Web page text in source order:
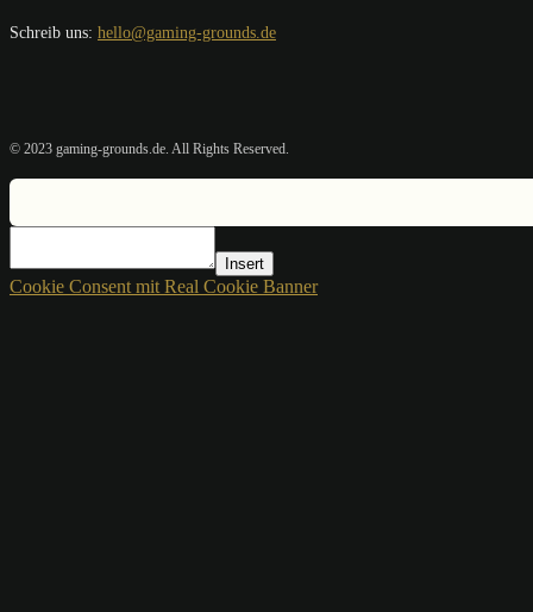
Schreib uns: hello@gaming-grounds.de
© 2023 gaming-grounds.de. All Rights Reserved.
Insert
Cookie Consent mit Real Cookie Banner